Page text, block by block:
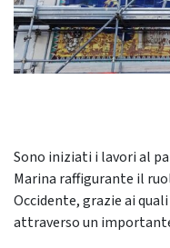
Sono iniziati i lavori al
Marina raffigurante il
Occidente, grazie ai
attraverso un